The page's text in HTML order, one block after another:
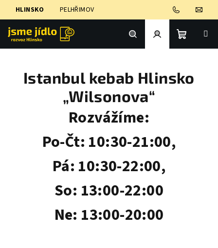
HLINSKO PELHŘIMOV
Hledat PřihlášeníNákupní
košík
Istanbul kebab Hlinsko
„Wilsonova“
Rozvážíme:
Po-Čt: 10:30-21:00,
Pá: 10:30-22:00,
So: 13:00-22:00
Ne: 13:00-20:00